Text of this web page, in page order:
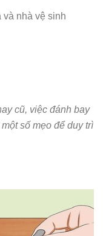
nhà vệ sinh
cũ, việc đánh bay
số mẹo để duy trì